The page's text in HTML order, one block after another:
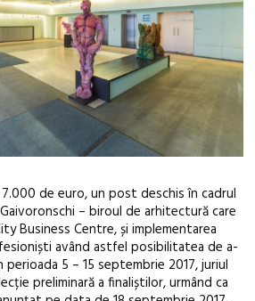
de euro, un post deschis în cadrul
– biroul de arhitectură care
Business Centre, și implementarea
având astfel posibilitatea de a-
5 – 15 septembrie 2017, juriul
preliminară a finaliștilor, urmând ca